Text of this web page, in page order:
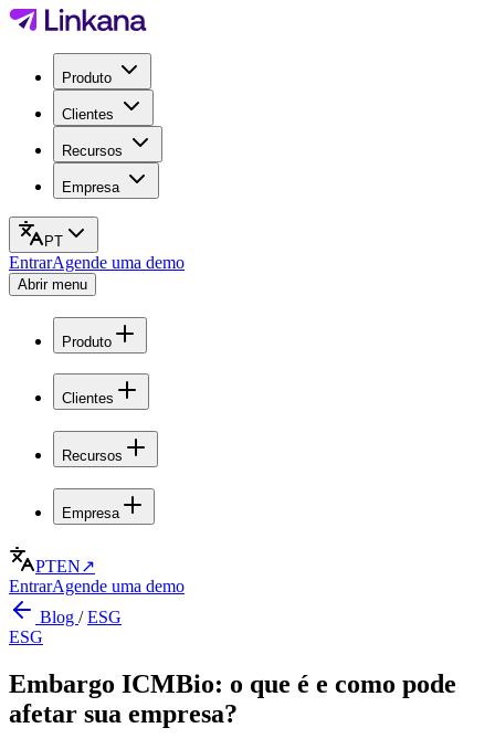
Produto
Clientes
Recursos
Empresa
PT
EntrarAgende uma demo
Abrir menu
Produto
Clientes
Recursos
Empresa
PTEN↗
EntrarAgende uma demo
Blog /ESG
ESG
Embargo ICMBio: o que é e como pode
afetar sua empresa?